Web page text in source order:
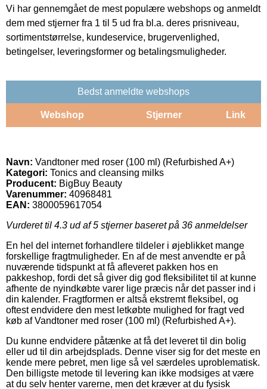
Vi har gennemgået de mest populære webshops og anmeldt
dem med stjerner fra 1 til 5 ud fra bl.a. deres prisniveau,
sortimentstørrelse, kundeservice, brugervenlighed,
betingelser, leveringsformer og betalingsmuligheder.
Bedst anmeldte webshops
Webshop Stjerner Link
Navn: Vandtoner med roser (100 ml) (Refurbished A+)
Kategori: Tonics and cleansing milks
Producent: BigBuy Beauty
Varenummer: 40968481
EAN: 3800059617054
Vurderet til 4.3 ud af 5 stjerner baseret på 36 anmeldelser
En hel del internet forhandlere tildeler i øjeblikket mange
forskellige fragtmuligheder. En af de mest anvendte er på
nuværende tidspunkt at få afleveret pakken hos en
pakkeshop, fordi det så giver dig god fleksibilitet til at kunne
afhente de nyindkøbte varer lige præcis når det passer ind i
din kalender. Fragtformen er altså ekstremt fleksibel, og
oftest endvidere den mest letkøbte mulighed for fragt ved
køb af Vandtoner med roser (100 ml) (Refurbished A+).
Du kunne endvidere påtænke at få det leveret til din bolig
eller ud til din arbejdsplads. Denne viser sig for det meste en
kende mere pebret, men lige så vel særdeles uproblematisk.
Den billigste metode til levering kan ikke modsiges at være
at du selv henter varerne, men det kræver at du fysisk